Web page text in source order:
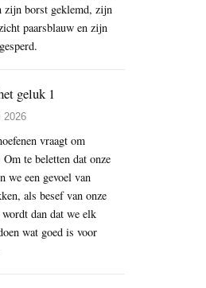
zijn borst geklemd, zijn
paarsblauw en zijn
geluk 1
2026
vraagt om
te beletten dat onze
we een gevoel van
als besef van onze
dan dat we elk
wat goed is voor